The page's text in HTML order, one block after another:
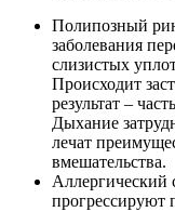
Полипозный
заболевания
слизистых
Происходит
результат –
Дыхание
лечат
вмешательства.
Аллергический
прогрессируют